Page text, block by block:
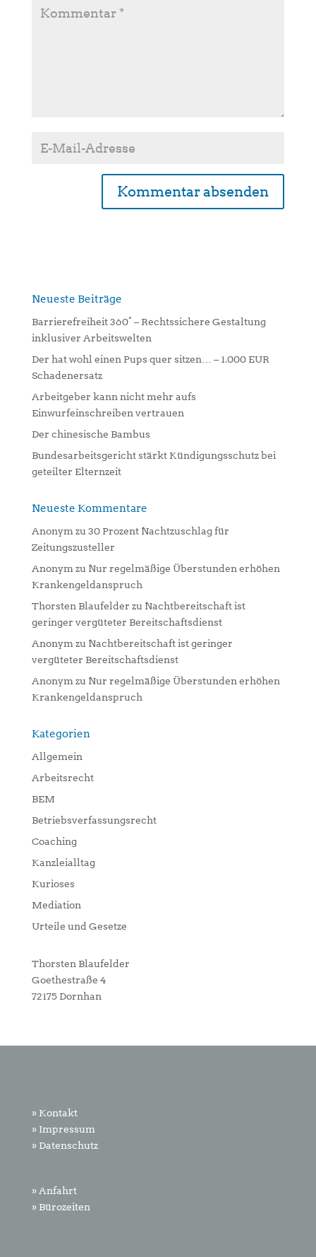
n
v
e
:
Neueste Beiträge
Barrierefreiheit 360° – Rechtssichere Gestaltung
inklusiver Arbeitswelten
Der hat wohl einen Pups quer sitzen… – 1.000 EUR
Schadenersatz
Arbeitgeber kann nicht mehr aufs
Einwurfeinschreiben vertrauen
Der chinesische Bambus
Bundesarbeitsgericht stärkt Kündigungsschutz bei
geteilter Elternzeit
Neueste Kommentare
Anonym zu 30 Prozent Nachtzuschlag für
Zeitungszusteller
Anonym zu Nur regelmäßige Überstunden erhöhen
Krankengeldanspruch
Thorsten Blaufelder zu Nachtbereitschaft ist
geringer vergüteter Bereitschaftsdienst
Anonym zu Nachtbereitschaft ist geringer
vergüteter Bereitschaftsdienst
Anonym zu Nur regelmäßige Überstunden erhöhen
Krankengeldanspruch
Kategorien
Allgemein
Arbeitsrecht
BEM
Betriebsverfassungsrecht
Coaching
Kanzleialltag
Kurioses
Mediation
Urteile und Gesetze
Thorsten Blaufelder
Goethestraße 4
72175 Dornhan
» Kontakt
» Impressum
» Datenschutz
» Anfahrt
» Bürozeiten